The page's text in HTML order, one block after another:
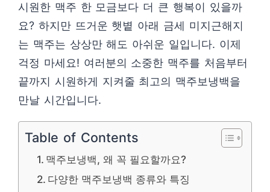
시원한 맥주 한 모금보다 더 큰 행복이 있을까
요? 하지만 뜨거운 햇볕 아래 금세 미지근해지
는 맥주는 상상만 해도 아쉬운 일입니다. 이제
걱정 마세요! 여러분의 소중한 맥주를 처음부터
끝까지 시원하게 지켜줄 최고의 맥주보냉백을
만날 시간입니다.
Table of Contents
맥주보냉백, 왜 꼭 필요할까요?
다양한 맥주보냉백 종류와 특징